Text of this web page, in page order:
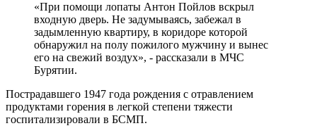
«При помощи лопаты Антон Пойлов вскрыл
входную дверь. Не задумываясь, забежал в
задымленную квартиру, в коридоре которой
обнаружил на полу пожилого мужчину и вынес
его на свежий воздух», - рассказали в МЧС
Бурятии.
Пострадавшего 1947 года рождения с отравлением
продуктами горения в легкой степени тяжести
госпитализировали в БСМП.